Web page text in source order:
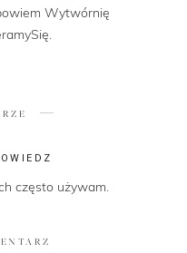
Wytwórnię
często używam.